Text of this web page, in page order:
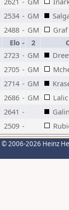
2534 - GM
2488 - GM
Elo - 2
2723 - GM
2705 - GM
2714 - GM
2686 - GM
2641 -
2509 -
© 2006-2026 Heinz